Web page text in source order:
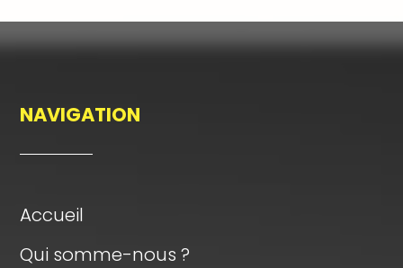
NAVIGATION
Accueil
Qui somme-nous ?